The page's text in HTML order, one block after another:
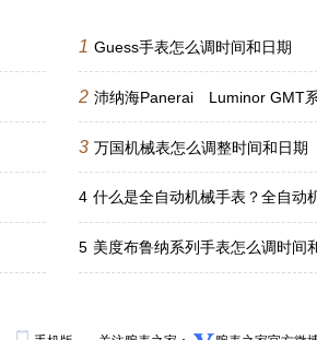
1 Guess手表怎么调时间和日期
2 沛纳海Panerai Luminor GMT
3 万国机械表怎么调整时间和日期
4 什么是全自动机械手表？全自动
5 美度布鲁纳系列手表怎么调时间